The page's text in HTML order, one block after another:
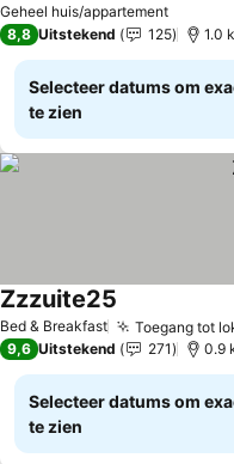
Geheel huis/appartement
8,8 Uitstekend 125 1.0
Selecteer datums om
te zien
Bed & Breakfast Toegang tot
Zzzuite25
9,6 Uitstekend 271 0.9
Selecteer datums om
te zien